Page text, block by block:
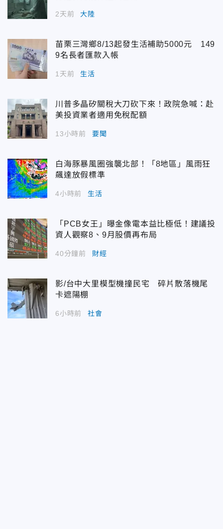
2天前 大陸
苗栗三灣鄉8/13起發生活補助5000元 149
9名長者匯款入帳
1天前 生活
川普多晶矽關稅大刀砍下來！政院急喊：赴
美投資業者適用免稅配額
13小時前 要聞
白海豚暴風圈強襲北部！「8地區」風雨狂
飆達放假標準
4小時前 生活
「PCB女王」曝金像電本益比極低！建議投
資人觀察8、9月股價再布局
40分鐘前 財經
影/台中大里模型機撞民宅 碎片散落機尾
卡遮陽棚
6小時前 社會